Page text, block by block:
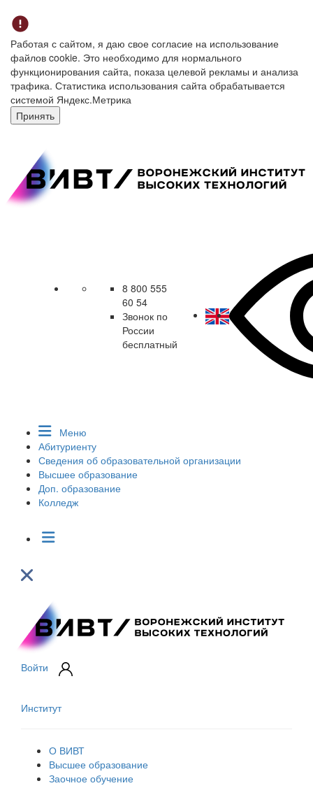
Работая с сайтом, я даю свое согласие на использование
файлов cookie. Это необходимо для нормального
функционирования сайта, показа целевой рекламы и анализа
трафика. Статистика использования сайта обрабатывается
системой Яндекс.Метрика
Принять
8 800 555
60 54
Звонок по
России
бесплатный
Меню
Абитуриенту
Сведения об образовательной организации
Высшее образование
Доп. образование
Колледж
Войти
Институт
О ВИВТ
Высшее образование
Заочное обучение